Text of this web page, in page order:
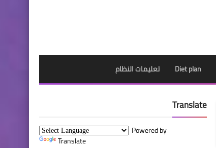
Diet plan تعليمات النظام
Translate
Powered by
Translate